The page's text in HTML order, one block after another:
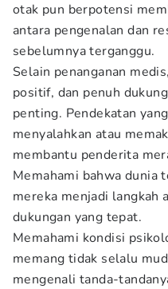
otak pun berpotensi
antara pengenalan dan
sebelumnya terganggu.
Selain penanganan
positif, dan penuh
penting. Pendekatan
menyalahkan atau
membantu penderita
Memahami bahwa dunia
mereka menjadi langkah
dukungan yang tepat.
Memahami kondisi
memang tidak selalu
mengenali tanda-